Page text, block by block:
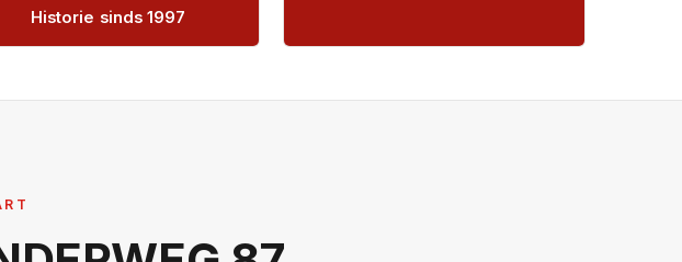
Historie sinds 1997